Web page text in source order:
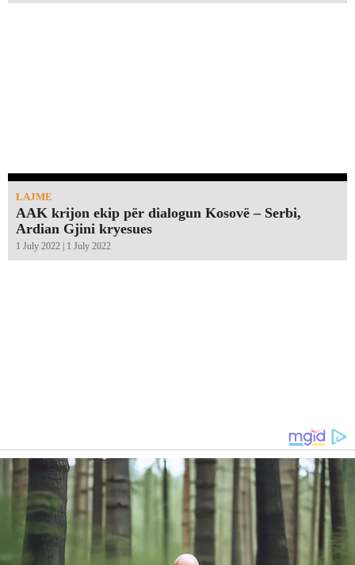
LAJME
AAK krijon ekip për dialogun Kosovë – Serbi,
Ardian Gjini kryesues
1 July 2022 | 1 July 2022